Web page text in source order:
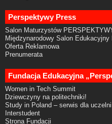
Perspektywy Press
Salon Maturzystów
Międzynarodowy Salon
Oferta Reklamowa
Prenumerata
Fundacja Edukacyjna
Women in Tech Summit
Dziewczyny na politechniki!
Study in Poland – serwis dla uczelni
Interstudent
Strona Fundacji